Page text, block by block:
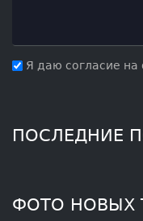
Я даю согласие на
ПОСЛЕДНИЕ
ФОТО НОВЫХ